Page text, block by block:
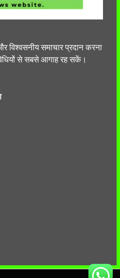
विश्वसनीय समाचार प्रदान करना
से सबसे आगाह रह सकें।